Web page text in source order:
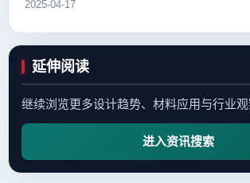
2025-04-17
延伸阅读
继续浏览更多设计趋势、材料应用与行业观
进入资讯搜索